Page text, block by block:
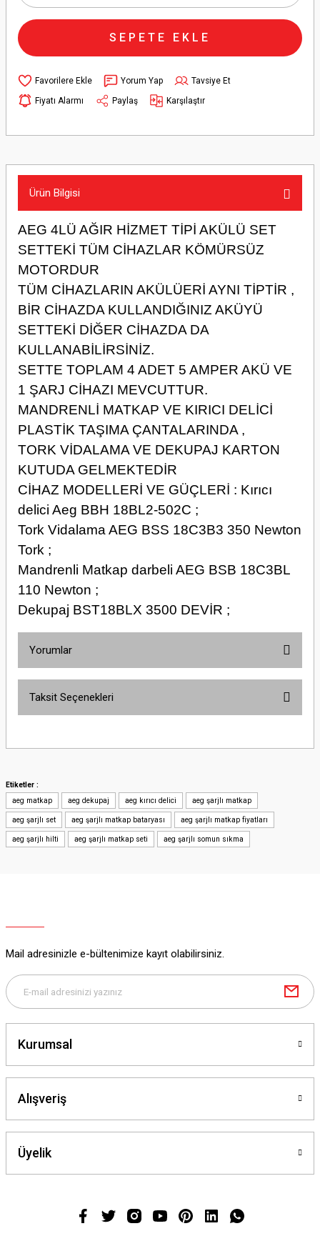
SEPETE EKLE
Yorum Yap
Tavsiye Et
Fiyatı Alarmı
Paylaş Karşılaştır
Ürün Bilgisi
AEG 4LÜ AĞIR HİZMET TİPİ AKÜLÜ SET
SETTEKİ TÜM CİHAZLAR KÖMÜRSÜZ
MOTORDUR
TÜM CİHAZLARIN AKÜLÜERİ AYNI TİPTİR ,
BİR CİHAZDA KULLANDIĞINIZ AKÜYÜ
SETTEKİ DİĞER CİHAZDA DA
KULLANABİLİRSİNİZ.
SETTE TOPLAM 4 ADET 5 AMPER AKÜ VE
1 ŞARJ CİHAZI MEVCUTTUR.
MANDRENLİ MATKAP VE KIRICI DELİCİ
PLASTİK TAŞIMA ÇANTALARINDA ,
TORK VİDALAMA VE DEKUPAJ KARTON
KUTUDA GELMEKTEDİR
CİHAZ MODELLERİ VE GÜÇLERİ : Kırıcı
delici Aeg BBH 18BL2-502C ;
Tork Vidalama AEG BSS 18C3B3 350 Newton
Tork ;
Mandrenli Matkap darbeli AEG BSB 18C3BL
110 Newton ;
Dekupaj BST18BLX 3500 DEVİR ;
Yorumlar
Yorum Yaz
Taksit Seçenekleri
Etiketler :
aeg matkap
aeg dekupaj aeg kırıcı delici aeg şarjlı matkap
aeg şarjlı set aeg şarjlı matkap bataryası aeg şarjlı matkap fiyatları
aeg şarjlı hilti aeg şarjlı matkap seti aeg şarjlı somun sıkma
Mail adresinizle e-bültenimize kayıt olabilirsiniz.
Kurumsal
Alışveriş
Üyelik